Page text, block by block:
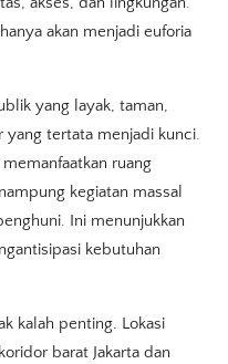
akan menjadi euforia
yang layak, taman,
yang tertata menjadi kunci.
ruang
kegiatan massal
Ini menunjukkan
kebutuhan
kalah penting. Lokasi
barat Jakarta dan